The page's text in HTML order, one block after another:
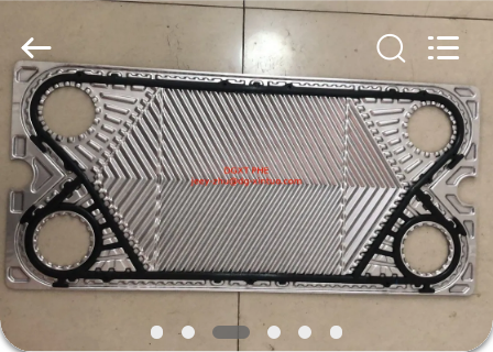
ГЛАВНАЯ
СТРАНИЦА
ПРОДУКЦИЯ
О
КОМПАНИИ
Rights
Reserved.
Developed
ECER